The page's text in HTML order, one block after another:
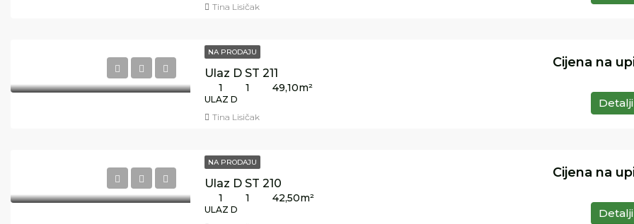
Tina Lisičak
NA PRODAJU
Ulaz D ST 211
Cijena na
1 1 49,10m²
ULAZ D Detalji
Tina Lisičak
NA PRODAJU
Ulaz D ST 210
Cijena na
1 1 42,50m²
ULAZ D Detalji